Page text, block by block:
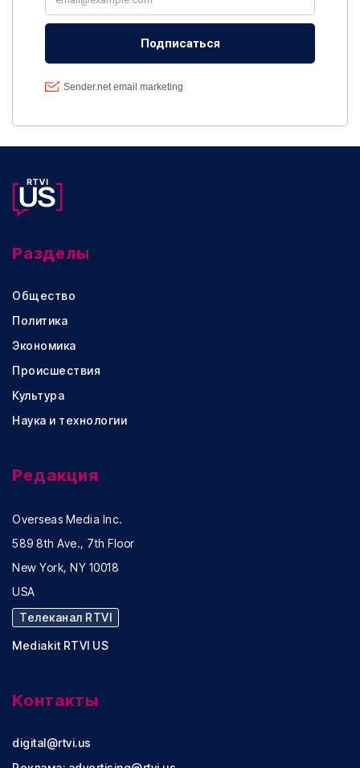
Разделы
Общество
Политика
Экономика
Происшествия
Культура
Наука и технологии
Редакция
Overseas Media Inc.
589 8th Ave., 7th Floor
New York, NY 10018
USA
Телеканал RTVI
Mediakit RTVI US
Контакты
digital@rtvi.us